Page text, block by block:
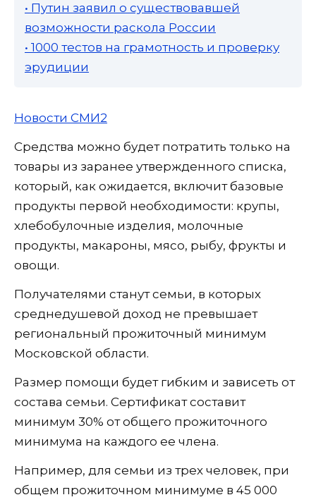
• Путин заявил о существовавшей
возможности раскола России
• 1000 тестов на грамотность и проверку
эрудиции
Новости СМИ2
Средства можно будет потратить только на
товары из заранее утвержденного списка,
который, как ожидается, включит базовые
продукты первой необходимости: крупы,
хлебобулочные изделия, молочные
продукты, макароны, мясо, рыбу, фрукты и
овощи.
Получателями станут семьи, в которых
среднедушевой доход не превышает
региональный прожиточный минимум
Московской области.
Размер помощи будет гибким и зависеть от
состава семьи. Сертификат составит
минимум 30% от общего прожиточного
минимума на каждого ее члена.
Например, для семьи из трех человек, при
общем прожиточном минимуме в 45 000